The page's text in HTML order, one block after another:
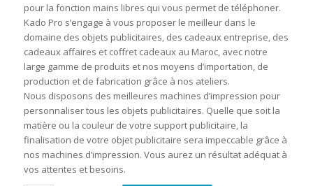
pour la fonction mains libres qui vous permet de téléphoner.
Kado Pro s’engage à vous proposer le meilleur dans le
domaine des objets publicitaires, des cadeaux entreprise, des
cadeaux affaires et coffret cadeaux au Maroc, avec notre
large gamme de produits et nos moyens d’importation, de
production et de fabrication grâce à nos ateliers.
Nous disposons des meilleures machines d’impression pour
personnaliser tous les objets publicitaires. Quelle que soit la
matière ou la couleur de votre support publicitaire, la
finalisation de votre objet publicitaire sera impeccable grâce à
nos machines d’impression. Vous aurez un résultat adéquat à
vos attentes et besoins.